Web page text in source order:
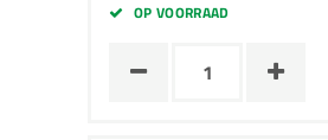
OP VOORRAAD